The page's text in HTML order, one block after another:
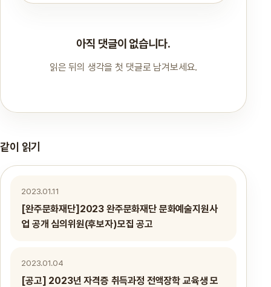
아직 댓글이 없습니다.
읽은 뒤의 생각을 첫 댓글로 남겨보세요.
같이 읽기
2023.01.11
[완주문화재단]2023 완주문화재단 문화예술지원사
업 공개 심의위원(후보자)모집 공고
2023.01.04
[공고] 2023년 자격증 취득과정 전액장학 교육생 모